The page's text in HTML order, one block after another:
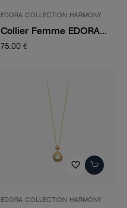
EDORA COLLECTION HARMONY
Collier Femme EDORA...
75,00 €
favorite_border
EDORA COLLECTION HARMONY